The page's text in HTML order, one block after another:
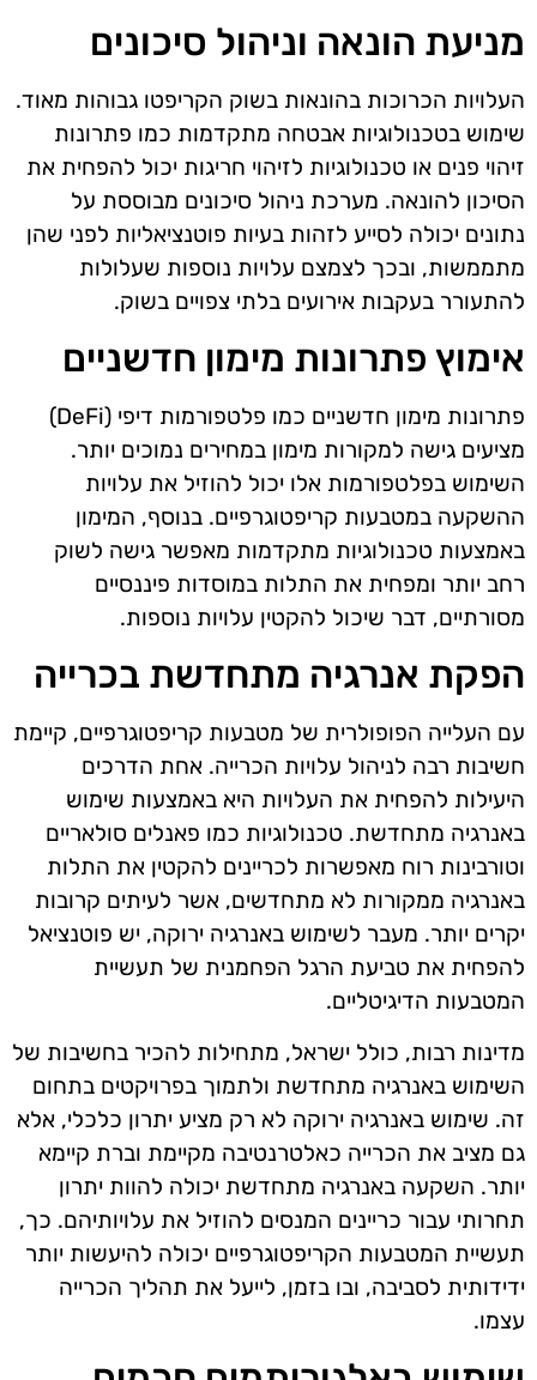
מניעת הונאה וניהול סיכונים
העלויות הכרוכות בהונאות בשוק הקריפטו גבוהות מאוד.
שימוש בטכנולוגיות אבטחה מתקדמות כמו פתרונות
זיהוי פנים או טכנולוגיות לזיהוי חריגות יכול להפחית את
הסיכון להונאה. מערכת ניהול סיכונים מבוססת על
נתונים יכולה לסייע לזהות בעיות פוטנציאליות לפני שהן
מתממשות, ובכך לצמצם עלויות נוספות שעלולות
להתעורר בעקבות אירועים בלתי צפויים בשוק.
אימוץ פתרונות מימון חדשניים
פתרונות מימון חדשניים כמו פלטפורמות דיפי (DeFi)
מציעים גישה למקורות מימון במחירים נמוכים יותר.
השימוש בפלטפורמות אלו יכול להוזיל את עלויות
ההשקעה במטבעות קריפטוגרפיים. בנוסף, המימון
באמצעות טכנולוגיות מתקדמות מאפשר גישה לשוק
רחב יותר ומפחית את התלות במוסדות פיננסיים
מסורתיים, דבר שיכול להקטין עלויות נוספות.
הפקת אנרגיה מתחדשת בכרייה
עם העלייה הפופולרית של מטבעות קריפטוגרפיים, קיימת
חשיבות רבה לניהול עלויות הכרייה. אחת הדרכים
היעילות להפחית את העלויות היא באמצעות שימוש
באנרגיה מתחדשת. טכנולוגיות כמו פאנלים סולאריים
וטורבינות רוח מאפשרות לכריינים להקטין את התלות
באנרגיה ממקורות לא מתחדשים, אשר לעיתים קרובות
יקרים יותר. מעבר לשימוש באנרגיה ירוקה, יש פוטנציאל
להפחית את טביעת הרגל הפחמנית של תעשיית
המטבעות הדיגיטליים.
מדינות רבות, כולל ישראל, מתחילות להכיר בחשיבות של
השימוש באנרגיה מתחדשת ולתמוך בפרויקטים בתחום
זה. שימוש באנרגיה ירוקה לא רק מציע יתרון כלכלי, אלא
גם מציב את הכרייה כאלטרנטיבה מקיימת וברת קיימא
יותר. השקעה באנרגיה מתחדשת יכולה להוות יתרון
תחרותי עבור כריינים המנסים להוזיל את עלויותיהם. כך,
תעשיית המטבעות הקריפטוגרפיים יכולה להיעשות יותר
ידידותית לסביבה, ובו בזמן, לייעל את תהליך הכרייה
עצמו.